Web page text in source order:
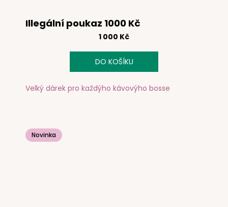
Illegální poukaz 1000 Kč
1 000 Kč
DO KOŠÍKU
Velký dárek pro každýho kávovýho bosse
Novinka